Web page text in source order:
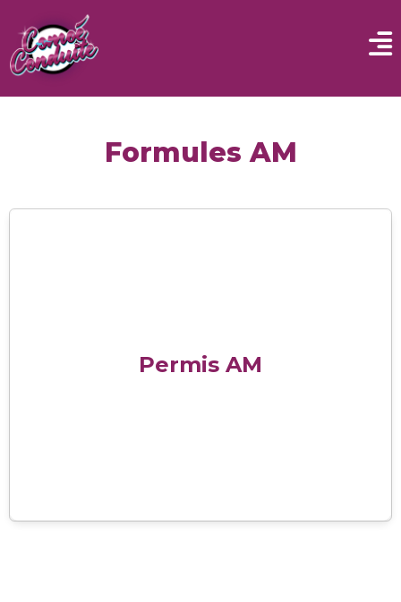
Formules AM
Permis AM
circlation, 1h accomagnement si mineur)